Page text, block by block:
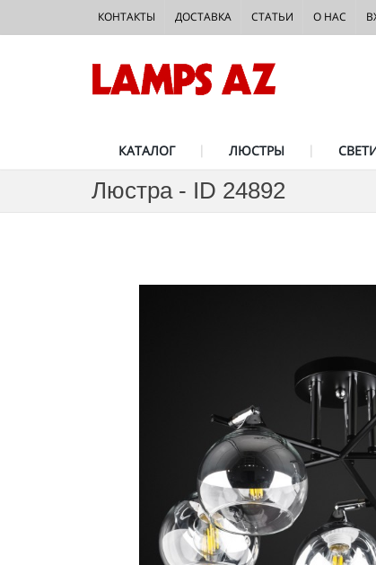
КОНТАКТЫ ДОСТАВКА СТАТЬИ О НАС
КАТАЛОГ ЛЮСТРЫ
Люстра - ID 24892